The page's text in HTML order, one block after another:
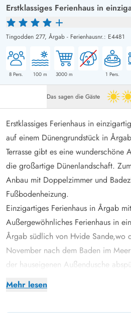
Erstklassiges Ferienhaus in
Tingodden 277, Årgab - Ferienhausnr.: E4481
8 Pers. 100 m 3000 m 1 Pers.
Das sagen die Gäste
Mehr lesen
Erstklassiges Ferienhaus in
auf einem Dünengrundstück in
Terrasse gibt es eine wunderschöne
die großartige Dünenlandschaft.
Anbau mit Doppelzimmer und
Fußbodenheizung.
Einzigartiges Ferienhaus in Årgab
Außergewöhnliches Ferienhaus in
Årgab südlich von Hvide Sande,wo
November nach dem Baden im
der hauseigenen Außendusche
Das Ferienhaus ist hoch gelegen auf